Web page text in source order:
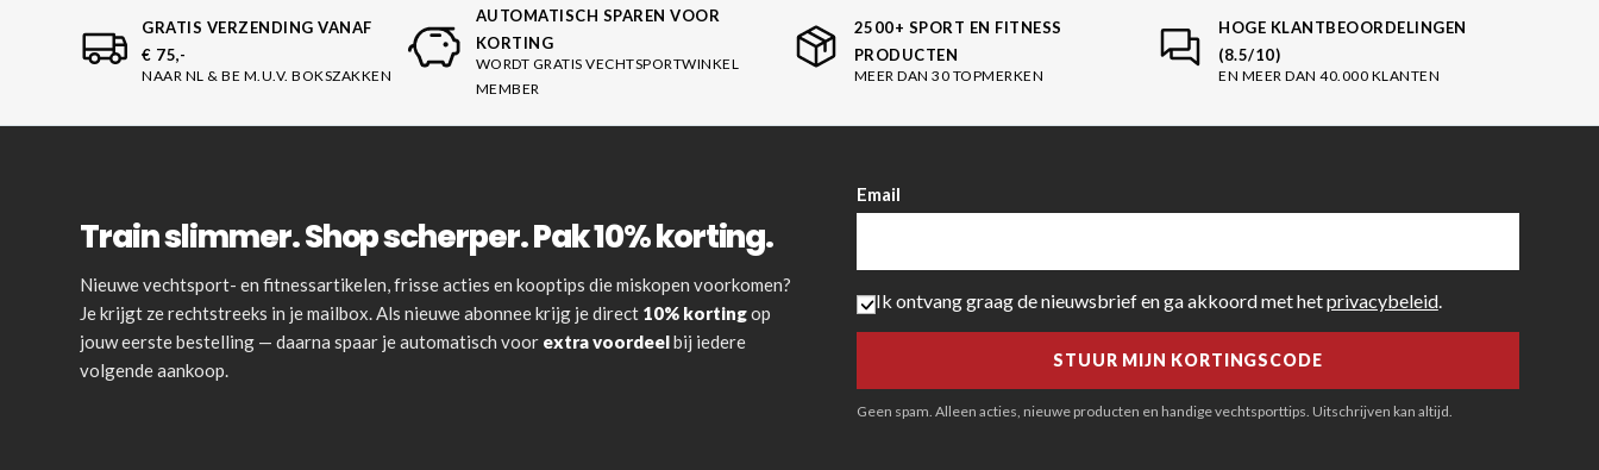
GRATIS VERZENDING VANAF
€ 75,-
NAAR NL & BE M.U.V. BOKSZAKKEN
AUTOMATISCH SPAREN VOOR
KORTING
WORDT GRATIS VECHTSPORTWINKEL
MEMBER
2500+ SPORT EN FITNESS
PRODUCTEN
MEER DAN 30 TOPMERKEN
HOGE KLANTBEOORDELINGEN
(8.5/10)
EN MEER DAN 40.000 KLANTEN
Train slimmer. Shop scherper. Pak 10% korting.
Nieuwe vechtsport- en fitnessartikelen, frisse acties en kooptips die miskopen voorkomen?
Je krijgt ze rechtstreeks in je mailbox. Als nieuwe abonnee krijg je direct 10% kortingop
jouw eerste bestelling — daarna spaar je automatisch voor extra voordeelbij iedere
volgende aankoop.
Email
Ik ontvang graag de nieuwsbrief en ga akkoord met hetprivacybeleid.
Geen spam. Alleen acties, nieuwe producten en handige vechtsporttips. Uitschrijven kan altijd.